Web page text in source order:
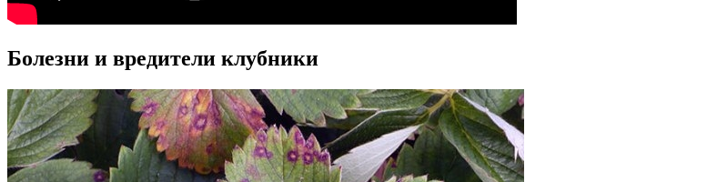
Болезни и вредители клубники